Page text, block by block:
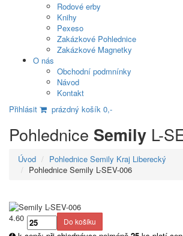
Rodové erby
Knihy
Pexeso
Zakázkové Pohlednice
Zakázkové Magnetky
O nás
Obchodní podmnínky
Návod
Kontakt
Přihlásit
prázdný košík 0,-
Pohlednice Semily L-
Úvod
Pohlednice Semily Kraj Liberecký
Pohlednice Semily L-SEV-006
4.60